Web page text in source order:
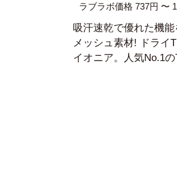
ラブラボ価格 737円 〜
吸汗速乾で優れた機能
メッシュ素材! ドライ
イオニア。人気No.1